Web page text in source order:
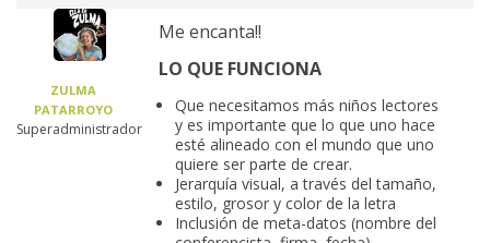
ZULMA
PATARROYO
Superadministrador
Me encanta!!
LO QUE FUNCIONA
Que necesitamos más niños lectores
y es importante que lo que uno hace
esté alineado con el mundo que uno
quiere ser parte de crear.
Jerarquía visual, a través del tamaño,
estilo, grosor y color de la letra
Inclusión de meta-datos (nombre del